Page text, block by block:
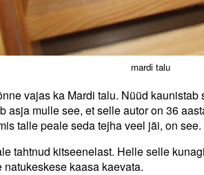
mardi talu
vajas ka Mardi talu. Nüüd kaunistab
asja mulle see, et selle autor on 36
talle peale seda tejha veel jäi, on see.
tahtnud kitseenelast. Helle selle
kaasa kaevata.